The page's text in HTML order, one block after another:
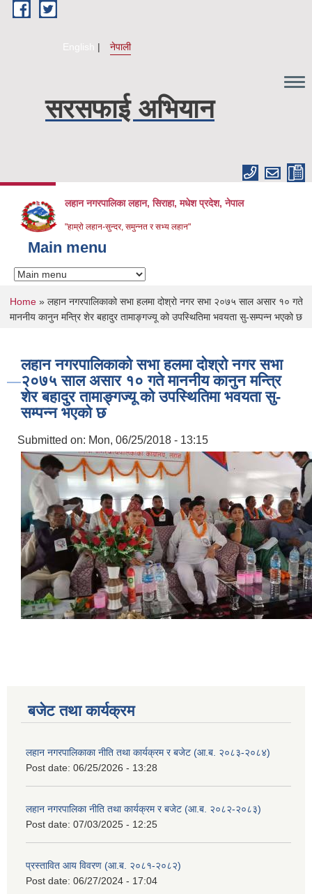
Skip to main content
English नेपाली
सरसफाई अभियान
लहान नगरपालिका लहान, सिराहा, मधेश प्रदेश, नेपाल
"हाम्रो लहान-सुन्दर, समुन्नत र सभ्य लहान"
Main menu
You are here
Home» लहान नगरपालिकाको सभा हलमा दोश्रो नगर सभा २०७५ साल असार १० गते
माननीय कानुन मन्त्रि शेर बहादुर तामाङ्गज्यू को उपस्थितिमा भवयता सु-सम्पन्न भएको छ
लहान नगरपालिकाको सभा हलमा दोश्रो नगर सभा
२०७५ साल असार १० गते माननीय कानुन मन्त्रि
शेर बहादुर तामाङ्गज्यू को उपस्थितिमा भवयता सु-
सम्पन्न भएको छ
Submitted on: Mon, 06/25/2018 - 13:15
बजेट तथा कार्यक्रम
लहान नगरपालिकाका नीति तथा कार्यक्रम र बजेट (आ.ब. २०८३-२०८४)
Post date: 06/25/2026 - 13:28
लहान नगरपालिका नीति तथा कार्यक्रम र बजेट (आ.ब. २०८२-२०८३)
Post date: 07/03/2025 - 12:25
प्रस्तावित आय विवरण (आ.ब. २०८१-२०८२)
Post date: 06/27/2024 - 17:04